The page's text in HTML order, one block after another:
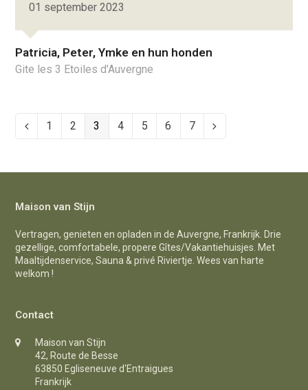
01 september 2023
Patricia, Peter, Ymke en hun honden
Gite les 3 Etoiles d'Auvergne
VorigePage
1 Page
2 Page
3 Page
4 Page
5 Page
6 Page
7
Maison van Stijn
Vertragen, genieten en opladen in de Auvergne, Frankrijk. Drie
gezellige, comfortabele, propere Gîtes/Vakantiehuisjes. Met
Maaltijdenservice, Sauna & privé Riviertje. Wees van harte
welkom !
Contact
Maison van Stijn
42, Route de Besse
63850 Egliseneuve d'Entraigues
Frankrijk